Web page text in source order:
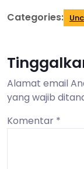
Categories:
Alamat email
yang wajib
Komentar *